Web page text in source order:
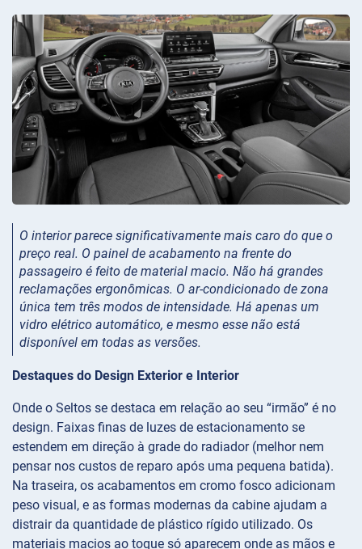
O interior parece significativamente mais caro do que o
preço real. O painel de acabamento na frente do
passageiro é feito de material macio. Não há grandes
reclamações ergonômicas. O ar-condicionado de zona
única tem três modos de intensidade. Há apenas um
vidro elétrico automático, e mesmo esse não está
disponível em todas as versões.
Destaques do Design Exterior e Interior
Onde o Seltos se destaca em relação ao seu “irmão” é no
design. Faixas finas de luzes de estacionamento se
estendem em direção à grade do radiador (melhor nem
pensar nos custos de reparo após uma pequena batida).
Na traseira, os acabamentos em cromo fosco adicionam
peso visual, e as formas modernas da cabine ajudam a
distrair da quantidade de plástico rígido utilizado. Os
materiais macios ao toque só aparecem onde as mãos e